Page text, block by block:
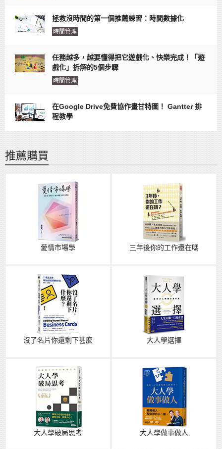
拯救沒時間的第一個推薦練習：時間數據化
時間管理
任務越多，越要懂得把它遊戲化、快樂完成！「遊
戲化」拆解的5個步驟
時間管理
在Google Drive免費協作畫甘特圖！ Gantter 排
程教學
推薦購買
愛情市場學 三年後你的工作還在嗎
沒了名片你還剩下甚麼 大人學選擇
大人學破局思考 大人學做事做人